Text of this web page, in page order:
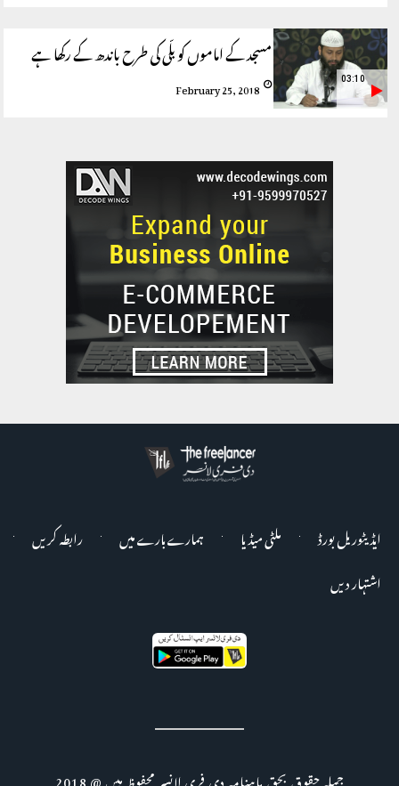
مسجد کے اماموں کو بلّی کی طرح باندھ کے رکھا ہے
February 25, 2018 03:10
ایڈیٹوریل بورڈ ملٹی میڈیا ہمارے بارے میں
رابطہ کریں
اشتہار دیں
جملہ حقوق بحق ماہنامہ دی فری لانسر محفوظ ہیں @ 2018